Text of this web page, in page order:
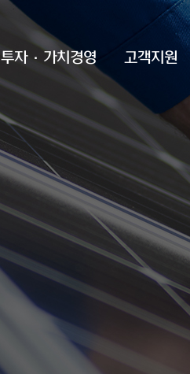
투자·가치경영 고객지원